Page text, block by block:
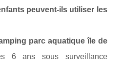
peuvent-ils utiliser les
parc aquatique île de
6 ans sous surveillance